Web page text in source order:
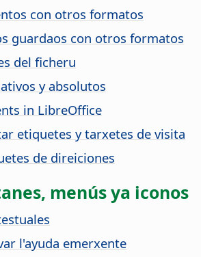
con otros formatos
guardaos con otros formatos
del ficheru
y absolutos
in LibreOffice
etiquetes y tarxetes de visita
de direiciones
menús ya iconos
l'ayuda emerxente